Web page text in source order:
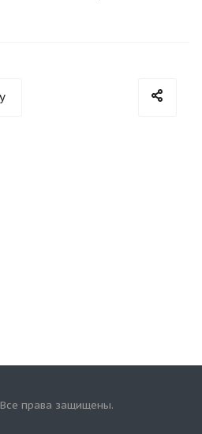
права защищены.